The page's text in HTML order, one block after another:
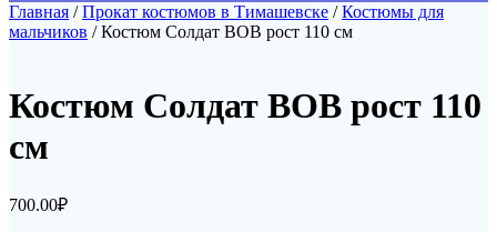
Главная /Прокат костюмов в Тимашевске /Костюмы для
мальчиков / Костюм Солдат ВОВ рост 110 см
Костюм Солдат ВОВ рост 110
см
700.00₽